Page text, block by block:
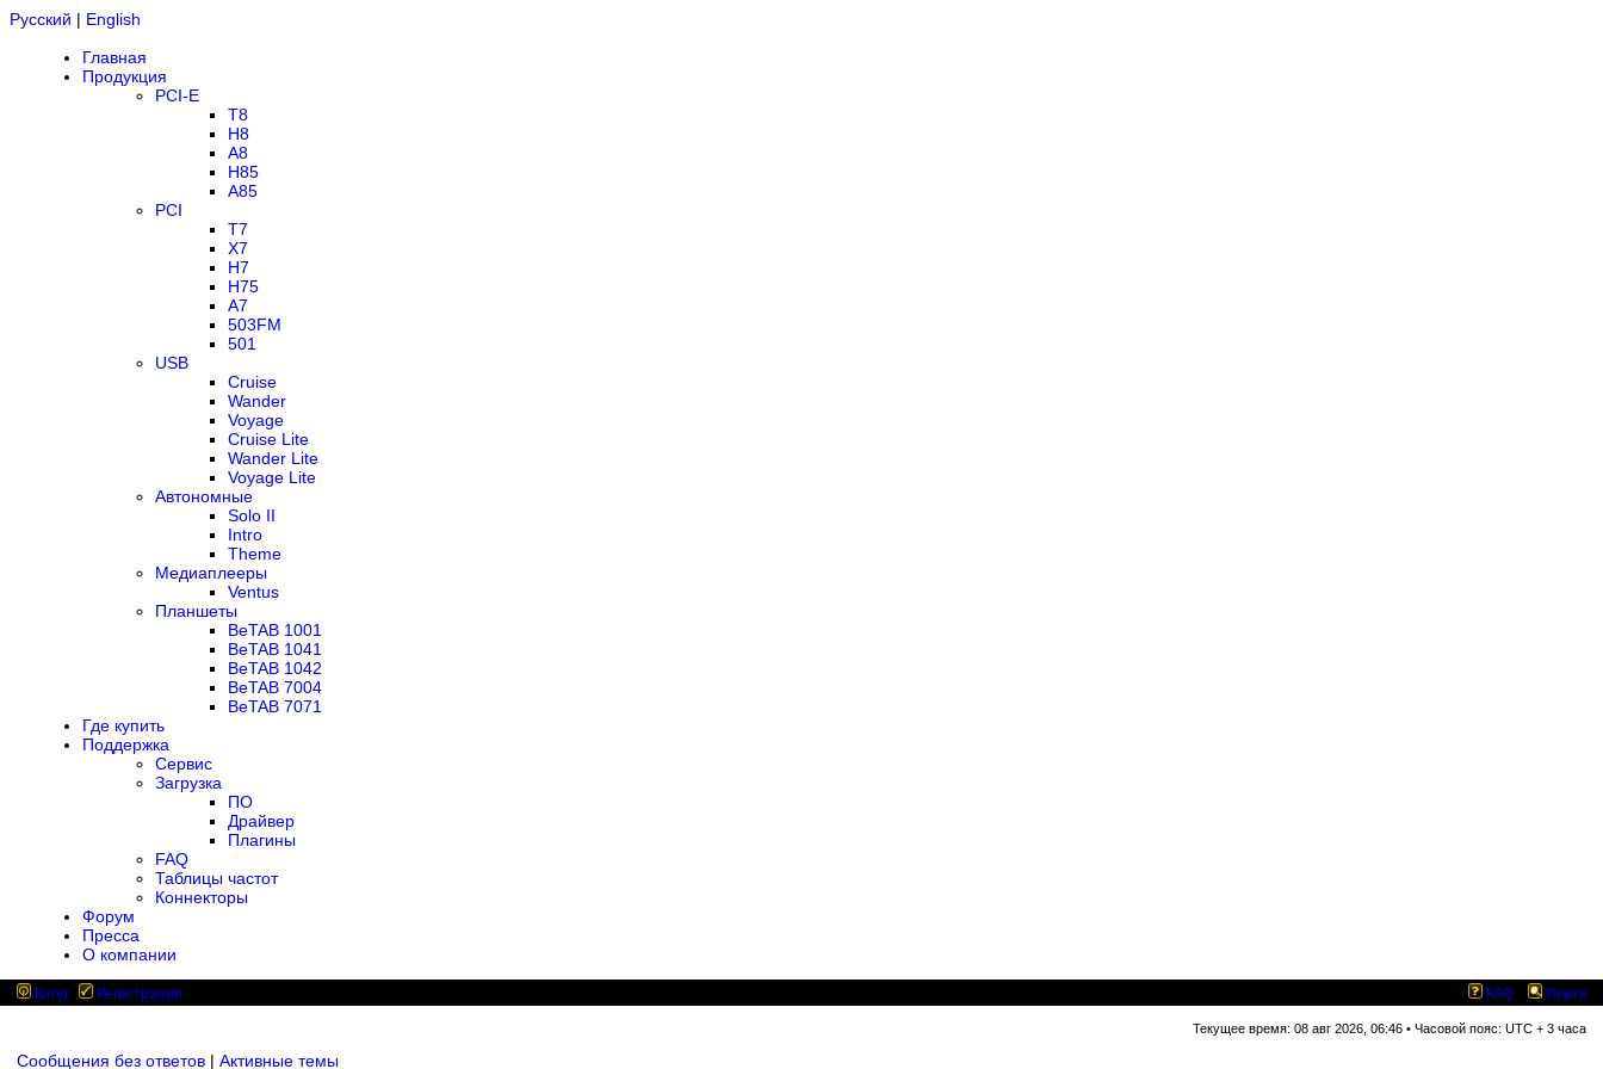
Русский | English
Главная
Продукция
PCI-E
T8
H8
A8
H85
A85
PCI
T7
X7
H7
H75
A7
503FM
501
USB
Cruise
Wander
Voyage
Cruise Lite
Wander Lite
Voyage Lite
Автономные
Solo II
Intro
Theme
Медиаплееры
Ventus
Планшеты
BeTAB 1001
BeTAB 1041
BeTAB 1042
BeTAB 7004
BeTAB 7071
Где купить
Поддержка
Сервис
Загрузка
ПО
Драйвер
Плагины
FAQ
Таблицы частот
Коннекторы
Форум
Пресса
О компании
Вход Регистрация FAQ Поиск
Текущее время: 08 авг 2026, 06:46 • Часовой пояс: UTC + 3 часа
Сообщения без ответов | Активные темы